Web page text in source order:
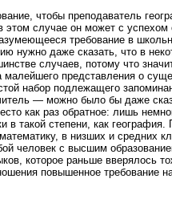
чтобы преподава­тель
этом случае он может с успехом
требование в
нужно даже сказать, что в
случаев, потому что
представления о
набор подлежащего
— можно было бы даже
как раз обратное: лишь
в такой степени, как география.
в низших и средних
человек с высшим
которое раньше вверялось
повышенное требо­вание